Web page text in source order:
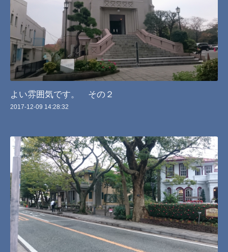
よい雰囲気です。 その２
2017-12-09 14:28:32